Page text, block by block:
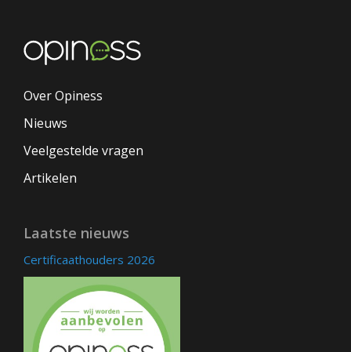
Over Opiness
Nieuws
Veelgestelde vragen
Artikelen
Laatste nieuws
Certificaathouders 2026